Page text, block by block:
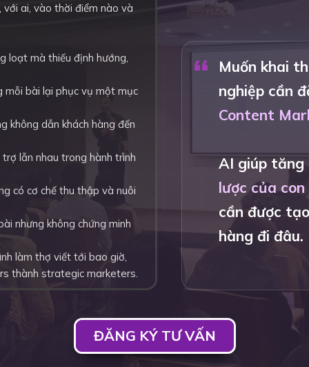
“
Muốn khai
nghiệp cần
Content
AI giúp
lược của
cần được
hàng đi đâu.
ĐĂNG KÝ TƯ VẤN
với ai, vào thời điểm nào và
loạt mà thiếu định hướng,
bài lại phục vụ một mục
không dẫn khách hàng đến
lẫn nhau trong hành trình
có cơ chế thu thập và nuôi
nhưng không chứng minh
làm thợ viết tới bao giờ,
thành strategic marketers.